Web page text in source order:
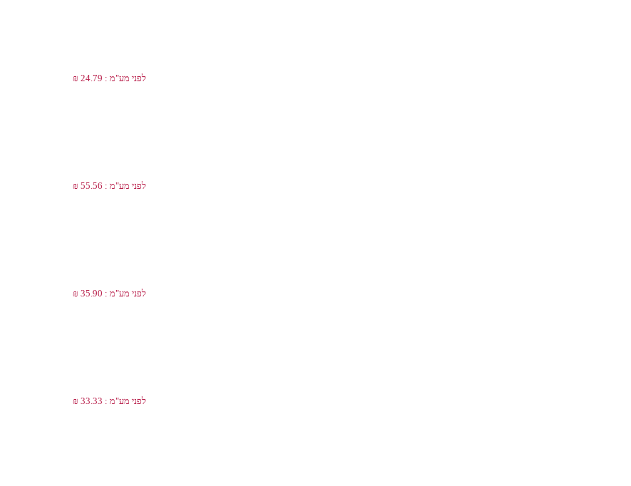
לפני מע"מ : 24.79 ₪
לפני מע"מ : 55.56 ₪
לפני מע"מ : 35.90 ₪
לפני מע"מ : 33.33 ₪